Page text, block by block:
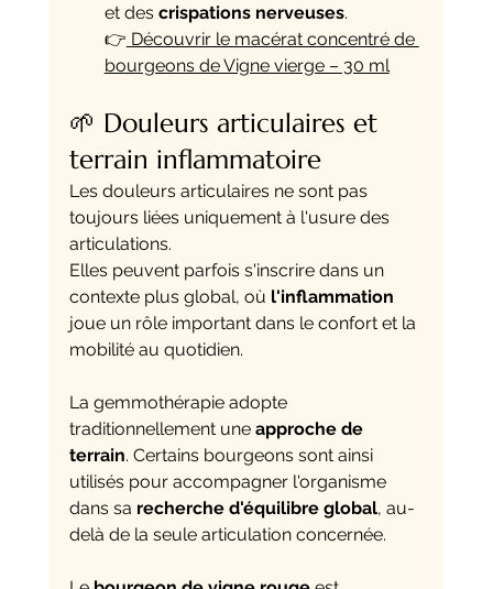
et des crispations nerveuses.
👉 Découvrir le macérat concentré de
bourgeons de Vigne vierge – 30 ml
🌱 Douleurs articulaires et
terrain inflammatoire
Les douleurs articulaires ne sont pas
toujours liées uniquement à l'usure des
articulations.
Elles peuvent parfois s'inscrire dans un
contexte plus global, où l'inflammation
joue un rôle important dans le confort et la
mobilité au quotidien.
La gemmothérapie adopte
traditionnellement une approche de
terrain. Certains bourgeons sont ainsi
utilisés pour accompagner l'organisme
dans sa recherche d'équilibre global, au-
delà de la seule articulation concernée.